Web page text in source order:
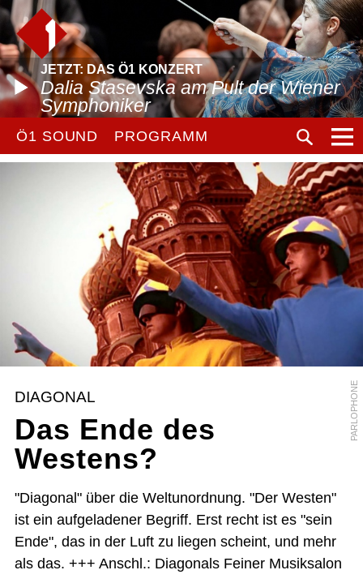
JETZT: DAS Ö1 KONZERT
Dalia Stasevska am Pult der Wiener
Symphoniker
Ö1 SOUND PROGRAMM
PARLOPHONE
DIAGONAL
Das Ende des
Westens?
"Diagonal" über die Weltunordnung. "Der Westen"
ist ein aufgeladener Begriff. Erst recht ist es "sein
Ende", das in der Luft zu liegen scheint, und mehr
als das. +++ Anschl.: Diagonals Feiner Musiksalon